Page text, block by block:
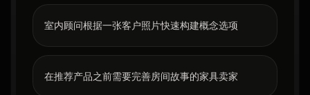
室内顾问根据一张客户照片快速构建概念选项
在推荐产品之前需要完善房间故事的家具卖家